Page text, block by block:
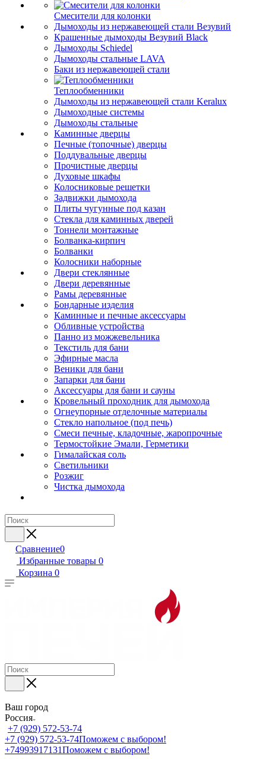
Смесители для колонки
Дымоходы из нержавеющей стали Везувий
Крашенные дымоходы Везувий Black
Дымоходы Schiedel
Дымоходы стальные LAVA
Баки из нержавеющей стали
Теплообменники
Дымоходы из нержавеющей стали Keralux
Дымоходные системы
Дымоходы стальные
Каминные дверцы
Печные (топочные) дверцы
Поддувальные дверцы
Прочистные дверцы
Духовые шкафы
Колосниковые решетки
Задвижки дымохода
Плиты чугунные под казан
Стекла для каминных дверей
Тоннели монтажные
Болванка-кирпич
Болванки
Колосники наборные
Двери стеклянные
Двери деревянные
Рамы деревянные
Бондарные изделия
Каминные и печные аксессуары
Обливные устройства
Панно из можжевельника
Текстиль для бани
Эфирные масла
Веники для бани
Запарки для бани
Аксессуары для бани и сауны
Кровельный проходник для дымохода
Огнеупорные отделочные материалы
Стекло напольное (под печь)
Смеси печные, кладочные, жаропрочные
Термостойкие Эмали, Герметики
Гималайская соль
Светильники
Розжиг
Чистка дымохода
Сравнение0
Избранные товары 0
Корзина 0
Ваш город
Россия
+7 (929) 572-53-74
+7 (929) 572-53-74Поможем с выбором!
+74993917131Поможем с выбором!